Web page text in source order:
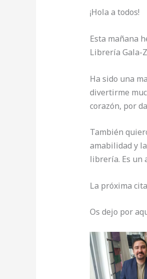
¡Hola a todos!
Esta mañana
Librería Gala-
Ha sido una
divertirme
corazón, por
También
amabilidad y
librería. Es un
La próxima
Os dejo por